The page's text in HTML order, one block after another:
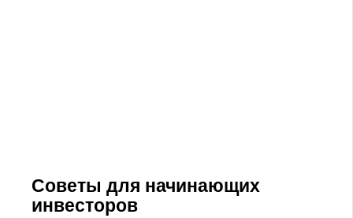
Советы для начинающих
инвесторов